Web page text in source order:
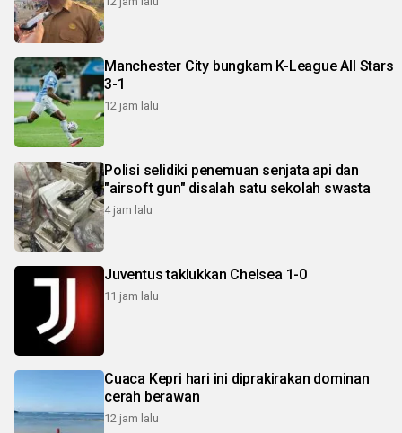
Manchester City bungkam K-League All Stars
3-1
12 jam lalu
Polisi selidiki penemuan senjata api dan
"airsoft gun" disalah satu sekolah swasta
4 jam lalu
Juventus taklukkan Chelsea 1-0
11 jam lalu
Cuaca Kepri hari ini diprakirakan dominan
cerah berawan
12 jam lalu